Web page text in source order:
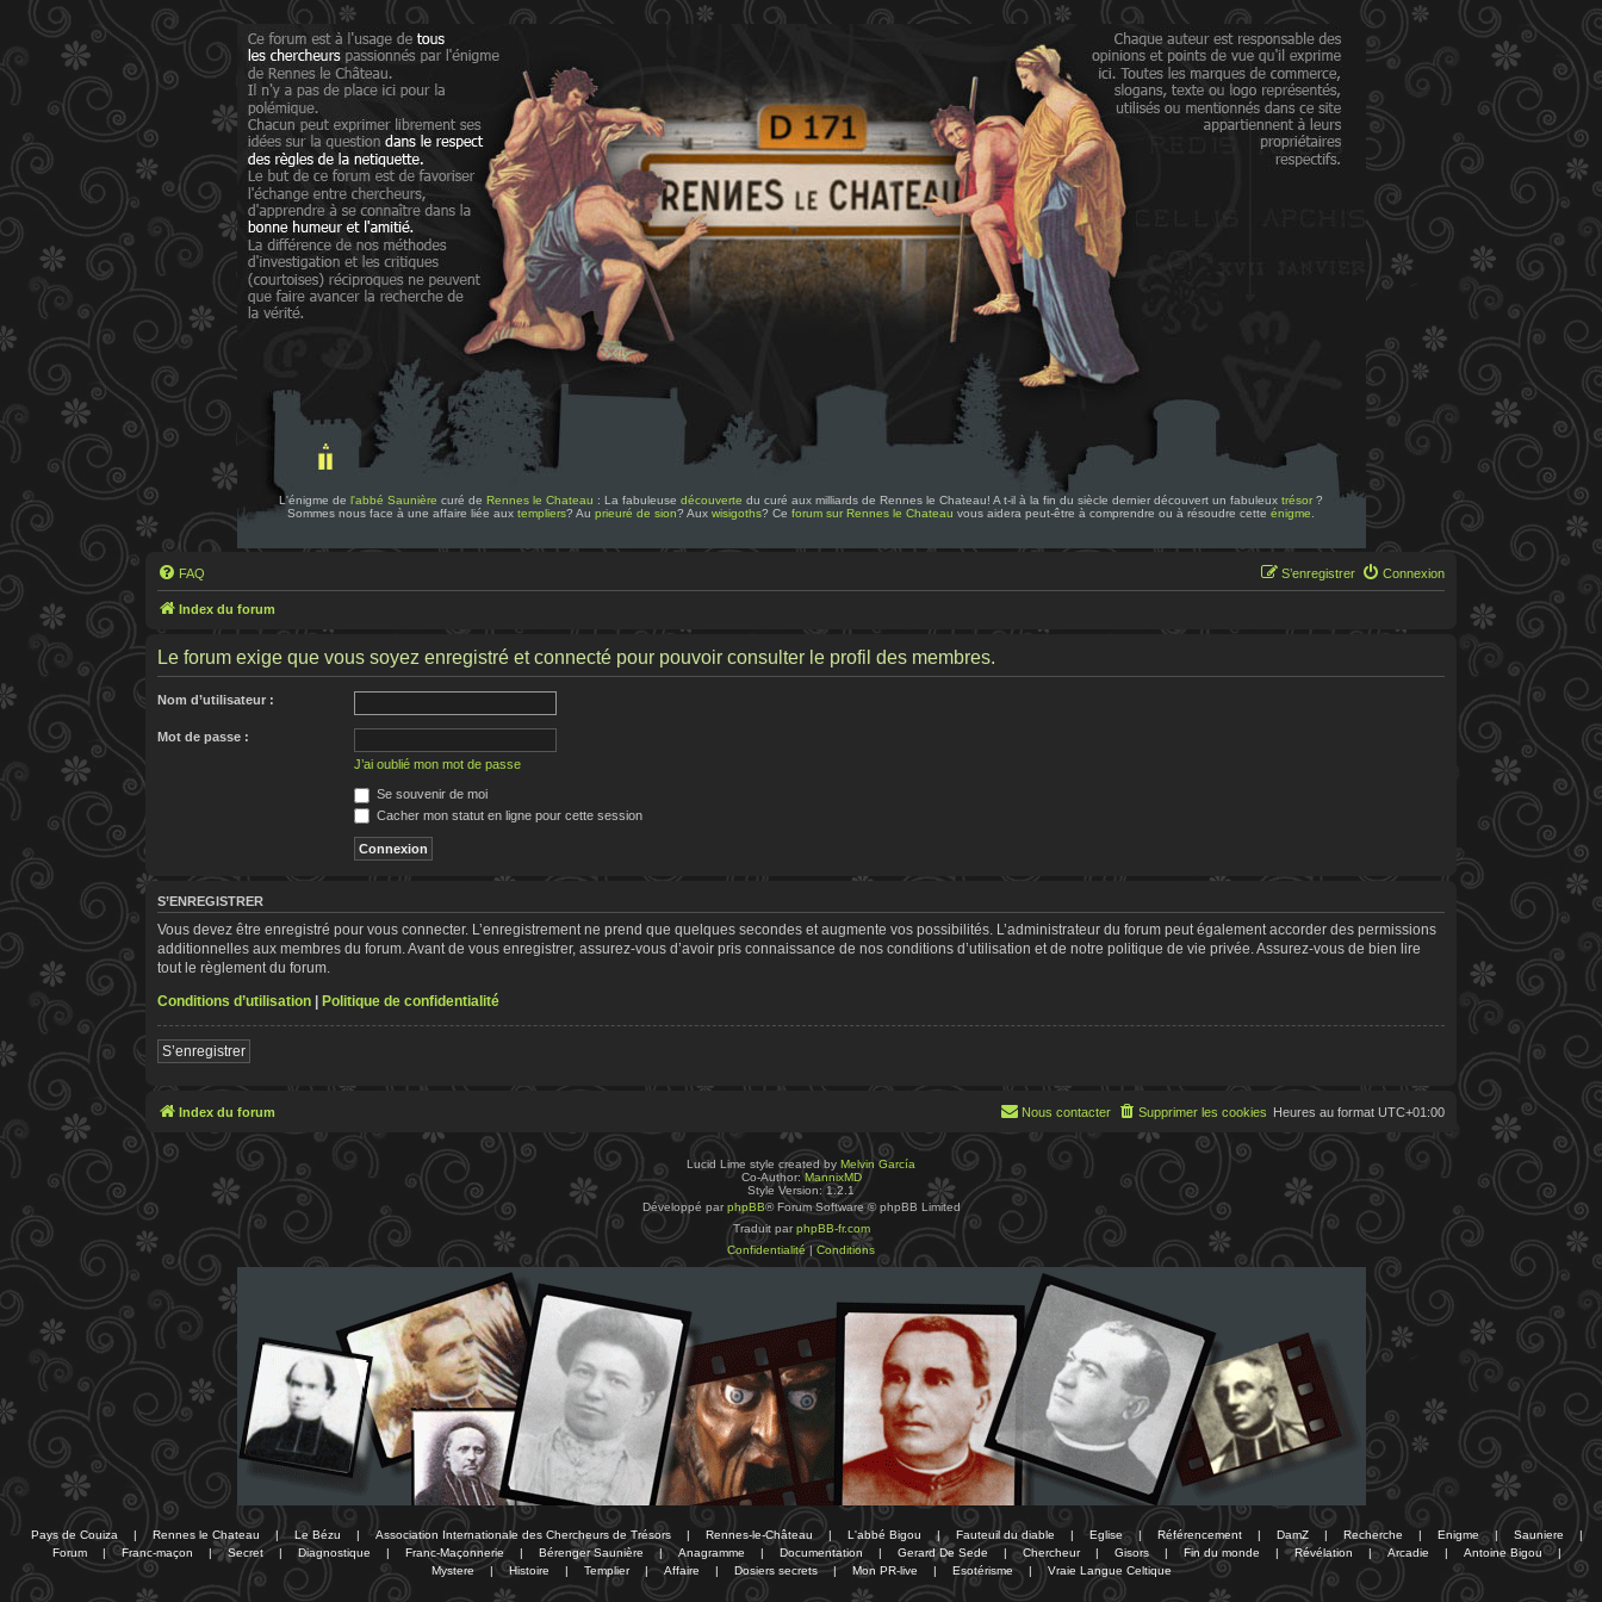
L'énigme de l'abbé Saunière curé de Rennes le Chateau : La fabuleuse découverte du curé aux milliards de Rennes le Chateau! A t-il à la fin du siècle dernier découvert un fabuleux trésor ?
Sommes nous face à une affaire liée aux templiers? Au prieuré de sion? Aux wisigoths? Ce forum sur Rennes le Chateau vous aidera peut-être à comprendre ou à résoudre cette énigme
FAQ Connexion
S’enregistrer
Index du forum
Le forum exige que vous soyez enregistré et connecté pour pouvoir consulter le profil des membres.
Nom d’utilisateur :
Mot de passe :
J’ai oublié mon mot de passe
Se souvenir de moi
Cacher mon statut en ligne pour cette session
S’ENREGISTRER
Vous devez être enregistré pour vous connecter. L’enregistrement ne prend que quelques secondes et augmente vos possibilités. L’administrateur du forum peut également accorder des permissions
additionnelles aux membres du forum. Avant de vous enregistrer, assurez-vous d’avoir pris connaissance de nos conditions d’utilisation et de notre politique de vie privée. Assurez-vous de bien lire
tout le règlement du forum.
Conditions d’utilisation | Politique de confidentialité
S’enregistrer
Index du forum Heures au format UTC+01:00
Supprimer les cookies
Nous contacter
Lucid Lime style created by Melvin García
Co-Author:MannixMD
Style Version: 1.2.1
Développé par phpBB® Forum Software © phpBB Limited
Traduit par phpBB-fr.com
Confidentialité|Conditions
Pays de Couiza | Rennes le Chateau | Le Bézu | Association Internationale des Chercheurs de Trésors | Rennes-le-Château | L'abbé Bigou | Fauteuil du diable | Eglise | Référencement | DamZ | Recherche | Enigme | Sauniere
|
Forum
| Franc-maçon | Secret | Diagnostique | Franc-Maçonnerie | Bérenger Saunière | Anagramme | Documentation | Gerard De Sede | Chercheur | Gisors | Fin du monde | Révélation | Arcadie | Antoine Bigou
|
Mystere
| Histoire | Templier | Affaire | Dosiers secrets | Mon PR-live | Esotérisme | Vraie Langue Celtique